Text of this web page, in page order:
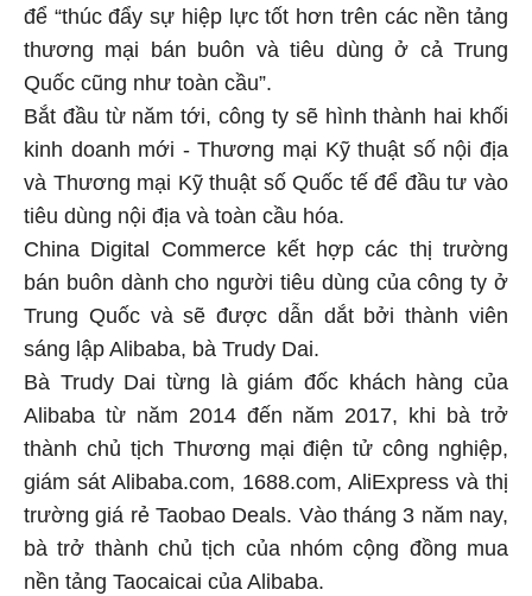
để “thúc đẩy sự hiệp lực tốt hơn trên các nền tảng
thương mại bán buôn và tiêu dùng ở cả Trung
Quốc cũng như toàn cầu”.
Bắt đầu từ năm tới, công ty sẽ hình thành hai khối
kinh doanh mới - Thương mại Kỹ thuật số nội địa
và Thương mại Kỹ thuật số Quốc tế để đầu tư vào
tiêu dùng nội địa và toàn cầu hóa.
China Digital Commerce kết hợp các thị trường
bán buôn dành cho người tiêu dùng của công ty ở
Trung Quốc và sẽ được dẫn dắt bởi thành viên
sáng lập Alibaba, bà Trudy Dai.
Bà Trudy Dai từng là giám đốc khách hàng của
Alibaba từ năm 2014 đến năm 2017, khi bà trở
thành chủ tịch Thương mại điện tử công nghiệp,
giám sát Alibaba.com, 1688.com, AliExpress và thị
trường giá rẻ Taobao Deals. Vào tháng 3 năm nay,
bà trở thành chủ tịch của nhóm cộng đồng mua
nền tảng Taocaicai của Alibaba.